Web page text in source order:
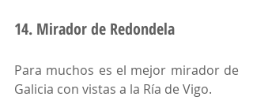
14. Mirador de Redondela
Para muchos es el mejor mirador de
Galicia con vistas a la Ría de Vigo.